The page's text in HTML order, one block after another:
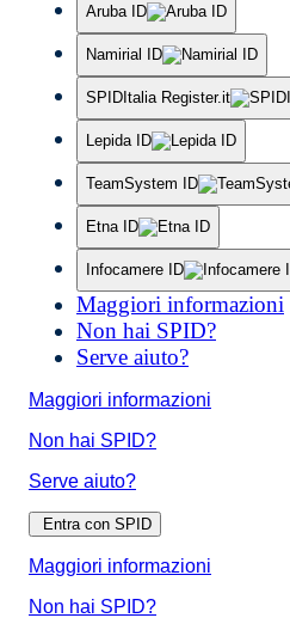
Aruba ID
Namirial ID
SPIDItalia Register.it
Lepida ID
TeamSystem ID
Etna ID
Infocamere ID
Maggiori informazioni
Non hai SPID?
Serve aiuto?
Maggiori informazioni
Non hai SPID?
Serve aiuto?
Entra con SPID
Maggiori informazioni
Non hai SPID?